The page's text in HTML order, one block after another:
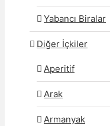
Yabancı Biralar
Diğer İçkiler
Aperitif
Arak
Armanyak